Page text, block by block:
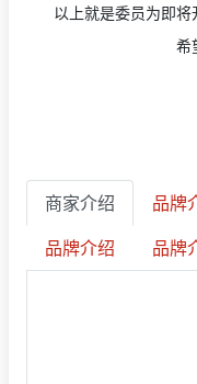
以上就是委员为即将
希
商家介绍 品牌
品牌介绍
品牌